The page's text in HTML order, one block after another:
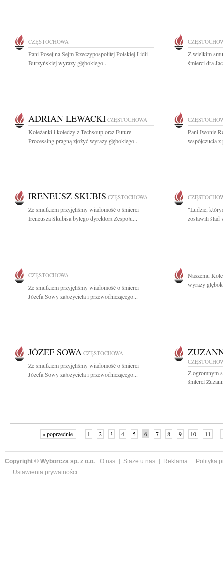
CZĘSTOCHOWA
Pani Poseł na Sejm Rzeczypospolitej Polskiej Lidii
Burzyńskiej wyrazy głębokiego...
Z wielkim
śmierci dra
ADRIAN LEWACKI CZĘSTOCHOWA
Koleżanki i koledzy z Techsoup oraz Future
Processing pragną złożyć wyrazy głębokiego...
Pani Iwonie
współczucia
IRENEUSZ SKUBIS CZĘSTOCHOWA
Ze smutkiem przyjęliśmy wiadomość o śmierci
Ireneusza Skubisa byłego dyrektora Zespołu...
"Ludzie,
zostawili ślad
CZĘSTOCHOWA
Ze smutkiem przyjęliśmy wiadomość o śmierci
Józefa Sowy założyciela i przewodniczącego...
Naszemu
wyrazy
JÓZEF SOWA CZĘSTOCHOWA
Ze smutkiem przyjęliśmy wiadomość o śmierci
Józefa Sowy założyciela i przewodniczącego...
Z ogromnym
śmierci
« poprzednie 1 2 3 4 5 6 7 8 9 10 11
Copyright © Wyborcza sp. z o.o. O nas Staże u nas Reklama
Polityka
Ustawienia prywatności